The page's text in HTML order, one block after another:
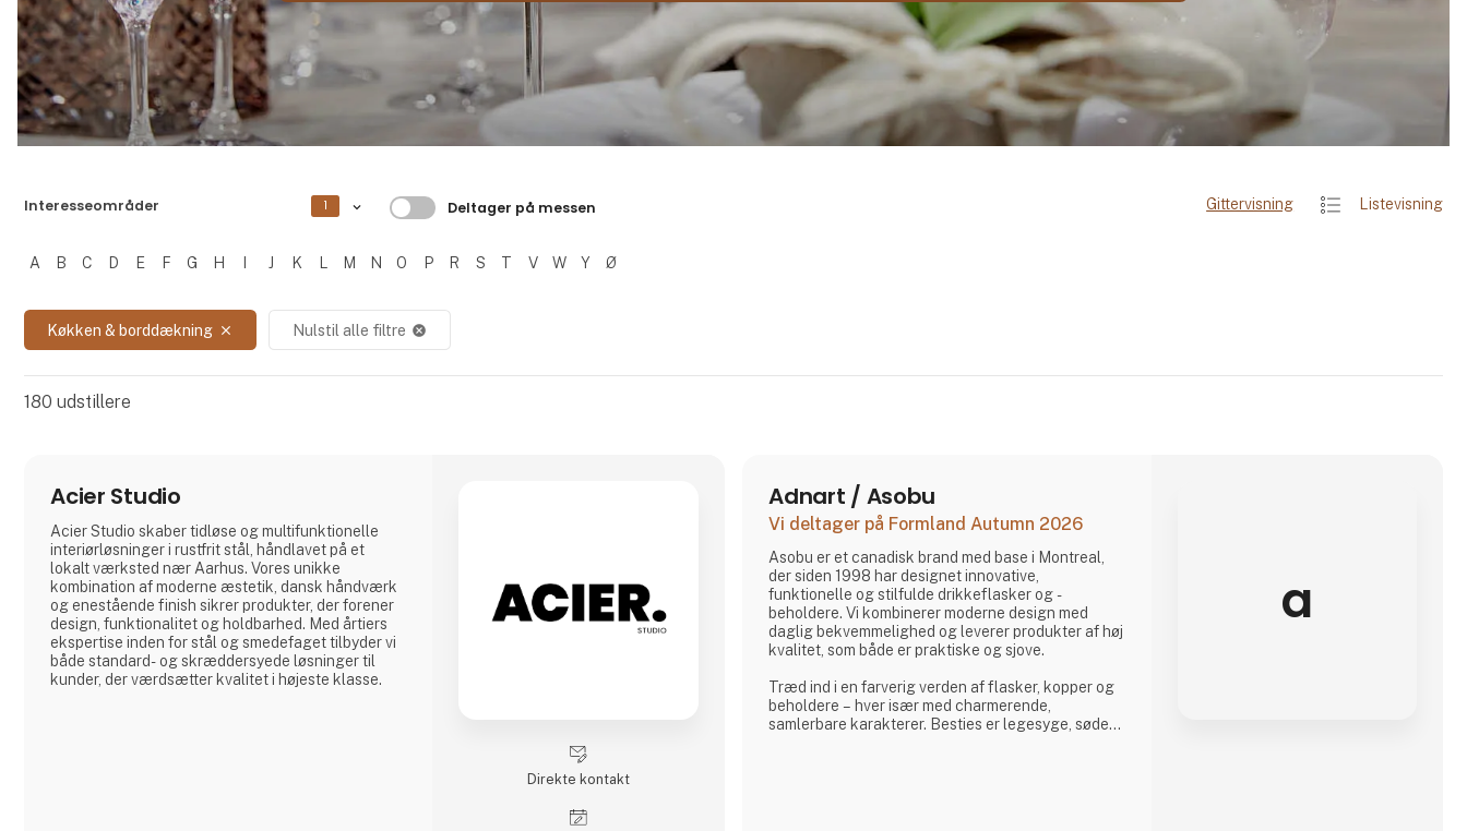
Interesseområder 1 Filtrer resultater
Deltager på messen
Filtrer resultater
A B C D E F G H J K L M N O P R S T V W Y Ø
Køkken & borddækning close Nulstil alle filtre cancel
Gittervisning Listevisning
180 udstillere
Acier Studio
Acier Studio skaber tidløse og multifunktionelle
interiørløsninger i rustfrit stål, håndlavet på et
lokalt værksted nær Aarhus. Vores unikke
kombination af moderne æstetik, dansk håndværk
og enestående finish sikrer produkter, der forener
design, funktionalitet og holdbarhed. Med årtiers
ekspertise inden for stål og smedefaget tilbyder vi
både standard- og skræddersyede løsninger til
kunder, der værdsætter kvalitet i højeste klasse.
Direkte kontakt
Adnart / Asobu
Vi deltager på Formland Autumn 2026
Asobu er et canadisk brand med base i Montreal,
der siden 1998 har designet innovative,
funktionelle og stilfulde drikkeflasker og -
beholdere. Vi kombinerer moderne design med
daglig bekvemmelighed og leverer produkter af høj
kvalitet, som både er praktiske og sjove.
Træd ind i en farverig verden af flasker, kopper og
beholdere – hver især med charmerende,
samlerbare karakterer. Besties er legesyge, søde
a